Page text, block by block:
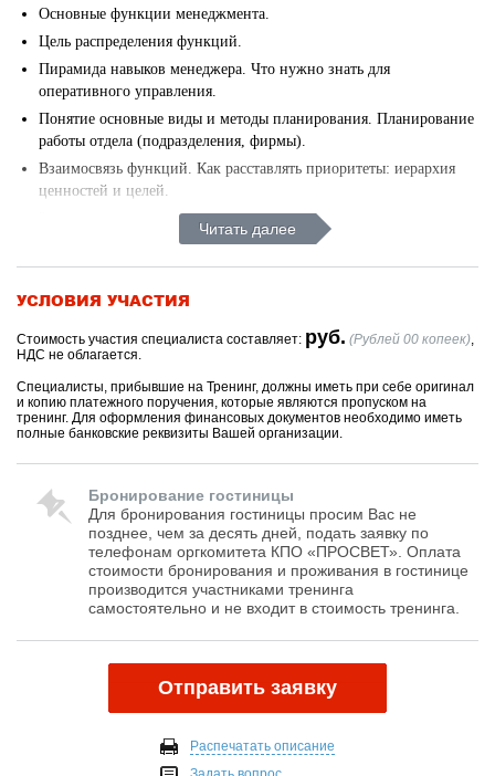
Основные функции менеджмента.
Цель распределения функций.
Пирамида навыков менеджера. Что нужно знать для
оперативного управления.
Понятие основные виды и методы планирования. Планирование
работы отдела (подразделения, фирмы).
Взаимосвязь функций. Как расставлять приоритеты: иерархия
ценностей и целей.
За что платят менеджеру (зона ответственности).
Взаимодействие в повседневной деятельности.
работы подчиненных:
критерий принятия решения.
целями.
Роль менеджера в трансформации целей организации в
индивидуальные цели подчиненных.
именно мы управляем. Что такое управление.
Технология постановки задач.
4. Управление персоналом.
Делегирование полномочий ответственность и полномочия.
Правила и принципы делегирования: кому, когда, как и зачем.
внутренних ресурсов. Правила, отчетность, стандарты и
результаты.
Организация и координация процесса работы отдела.
Читать далее
УСЛОВИЯ УЧАСТИЯ
Стоимость участия специалиста составляет: руб. (Рублей 00 копеек),
НДС не облагается.
Специалисты, прибывшие на Тренинг, должны иметь при себе оригинал
и копию платежного поручения, которые являются пропуском на
тренинг. Для оформления финансовых документов необходимо иметь
полные банковские реквизиты Вашей организации.
Бронирование гостиницы
Для бронирования гостиницы просим Вас не
позднее, чем за десять дней, подать заявку по
телефонам оргкомитета КПО «ПРОСВЕТ». Оплата
стоимости бронирования и проживания в гостинице
производится участниками тренинга
самостоятельно и не входит в стоимость тренинга.
Отправить заявку
Распечатать описание